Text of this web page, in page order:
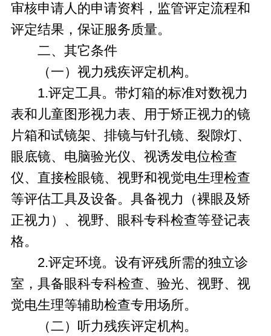
审核申请人的申请资料，监管评定流程和
评定结果，保证服务质量。
二、其它条件
（一）视力残疾评定机构。
1.评定工具。带灯箱的标准对数视力
表和儿童图形视力表、用于矫正视力的镜
片箱和试镜架、排镜与针孔镜、裂隙灯、
眼底镜、电脑验光仪、视诱发电位检查
仪、直接检眼镜、视野和视觉电生理检查
等评估工具及设备。具备视力（裸眼及矫
正视力）、视野、眼科专科检查等登记表
格。
2.评定环境。设有评残所需的独立诊
室，具备眼科专科检查、验光、视野、视
觉电生理等辅助检查专用场所。
（二）听力残疾评定机构。